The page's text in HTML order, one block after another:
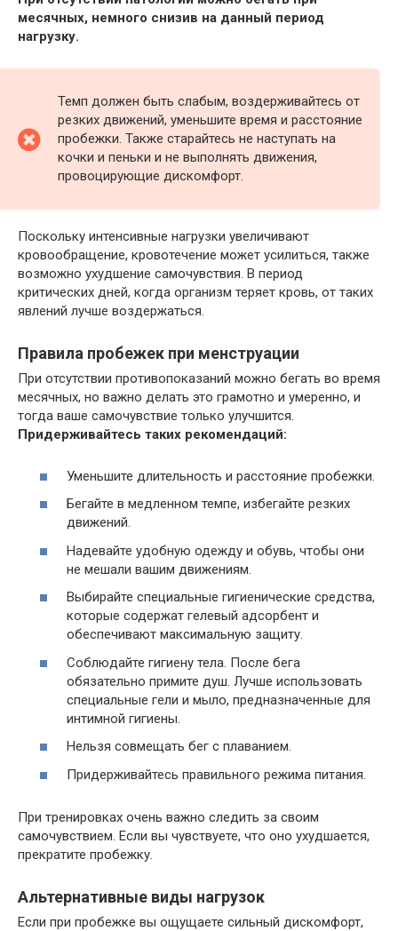
месячных, немного снизив на данный период
нагрузку.
Темп должен быть слабым, воздерживайтесь от
резких движений, уменьшите время и расстояние
пробежки. Также старайтесь не наступать на
кочки и пеньки и не выполнять движения,
провоцирующие дискомфорт.
Поскольку интенсивные нагрузки увеличивают
кровообращение, кровотечение может усилиться, также
возможно ухудшение самочувствия. В период
критических дней, когда организм теряет кровь, от таких
явлений лучше воздержаться.
Правила пробежек при менструации
При отсутствии противопоказаний можно бегать во время
месячных, но важно делать это грамотно и умеренно, и
тогда ваше самочувствие только улучшится.
Придерживайтесь таких рекомендаций:
Уменьшите длительность и расстояние пробежки.
Бегайте в медленном темпе, избегайте резких
движений.
Надевайте удобную одежду и обувь, чтобы они
не мешали вашим движениям.
Выбирайте специальные гигиенические средства,
которые содержат гелевый адсорбент и
обеспечивают максимальную защиту.
Соблюдайте гигиену тела. После бега
обязательно примите душ. Лучше использовать
специальные гели и мыло, предназначенные для
интимной гигиены.
Нельзя совмещать бег с плаванием.
Придерживайтесь правильного режима питания.
При тренировках очень важно следить за своим
самочувствием. Если вы чувствуете, что оно ухудшается,
прекратите пробежку.
Альтернативные виды нагрузок
Если при пробежке вы ощущаете сильный дискомфорт,